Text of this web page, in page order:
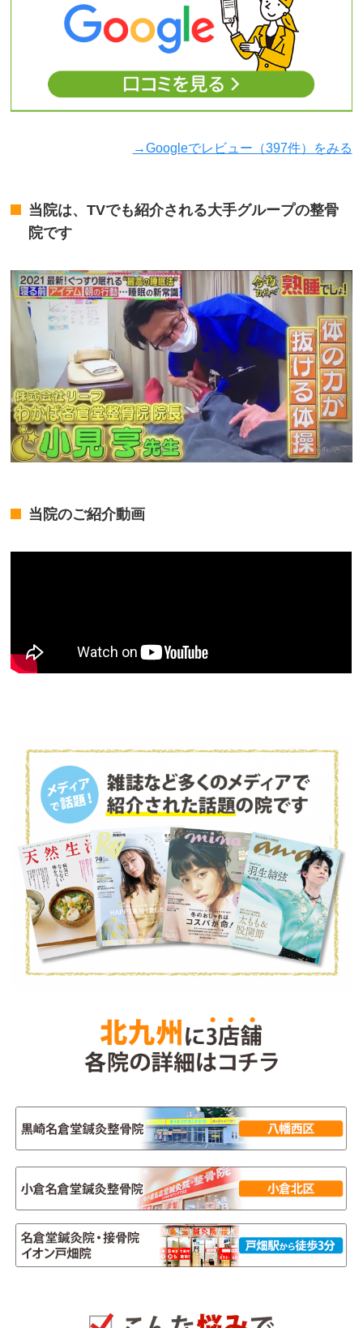
→Googleでレビュー（397件）をみる
当院は、TVでも紹介される大手グループの整骨
院です
当院のご紹介動画